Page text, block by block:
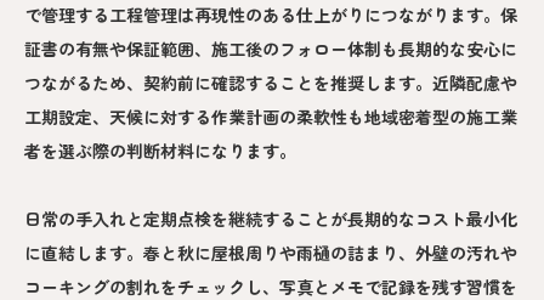
で管理する工程管理は再現性のある仕上がりにつながります。保
証書の有無や保証範囲、施工後のフォロー体制も長期的な安心に
つながるため、契約前に確認することを推奨します。近隣配慮や
工期設定、天候に対する作業計画の柔軟性も地域密着型の施工業
者を選ぶ際の判断材料になります。
日常の手入れと定期点検を継続することが長期的なコスト最小化
に直結します。春と秋に屋根周りや雨樋の詰まり、外壁の汚れや
コーキングの割れをチェックし、写真とメモで記録を残す習慣を